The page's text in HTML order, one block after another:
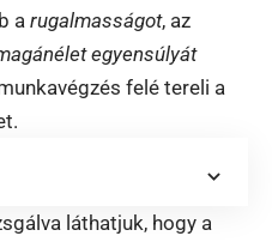
a rugalmasságot, az
egyensúlyát
felé tereli a
láthatjuk, hogy a